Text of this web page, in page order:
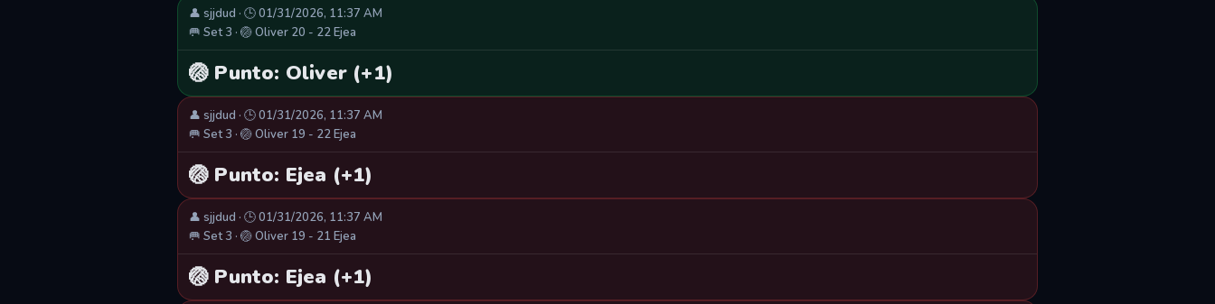
👤 sjjdud · 🕒 01/31/2026, 11:37 AM
🥅 Set 3 · 🏐 Oliver 20 - 22 Ejea
🏐 Punto: Oliver (+1)
👤 sjjdud · 🕒 01/31/2026, 11:37 AM
🥅 Set 3 · 🏐 Oliver 19 - 22 Ejea
🏐 Punto: Ejea (+1)
👤 sjjdud · 🕒 01/31/2026, 11:37 AM
🥅 Set 3 · 🏐 Oliver 19 - 21 Ejea
🏐 Punto: Ejea (+1)